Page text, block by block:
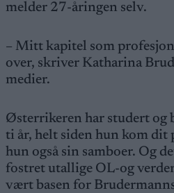
melder 27-åringen selv.
– Mitt kapitel som
over, skriver Katharina
medier.
Østerrikeren har studert og
ti år, helt siden hun kom dit
hun også sin samboer. Og
fostret utallige OL-og
vært basen for